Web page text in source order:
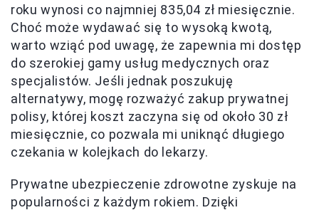
roku wynosi co najmniej 835,04 zł miesięcznie.
Choć może wydawać się to wysoką kwotą,
warto wziąć pod uwagę, że zapewnia mi dostęp
do szerokiej gamy usług medycznych oraz
specjalistów. Jeśli jednak poszukuję
alternatywy, mogę rozważyć zakup prywatnej
polisy, której koszt zaczyna się od około 30 zł
miesięcznie, co pozwala mi uniknąć długiego
czekania w kolejkach do lekarzy.
Prywatne ubezpieczenie zdrowotne zyskuje na
popularności z każdym rokiem. Dzięki